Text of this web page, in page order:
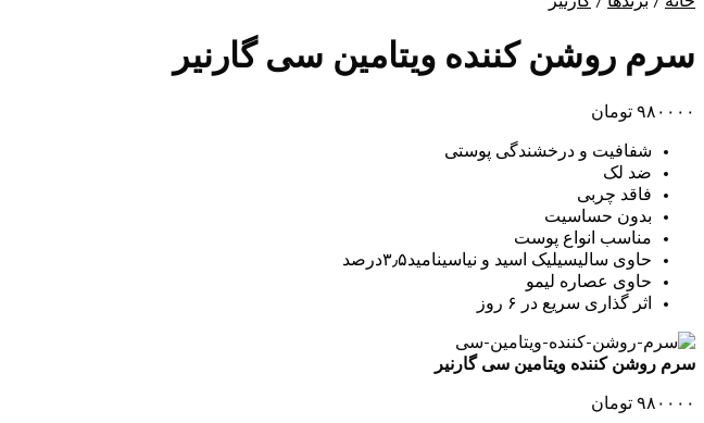
سرم روشن کننده ویتامین سی گارنیر
۹۸۰۰۰۰ تومان
شفافیت و درخشندگی پوستی
ضد لک
فاقد چربی
بدون حساسیت
مناسب انواع پوست
حاوی سالیسیلیک اسید و نیاسینامید۳٫۵درصد
حاوی عصاره لیمو
اثر گذاری سریع در ۶ روز
سرم روشن کننده ویتامین سی گارنیر
۹۸۰۰۰۰ تومان